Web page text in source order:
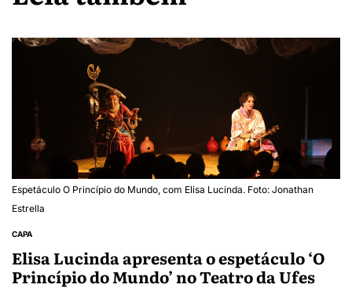
Espetáculo O Princípio do Mundo, com Elisa Lucinda. Foto: Jonathan
Estrella
CAPA
Elisa Lucinda apresenta o espetáculo ‘O
Princípio do Mundo’ no Teatro da Ufes